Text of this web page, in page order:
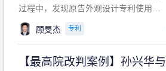
过程中，发现原告外观设计专利使用状
态参考图中的外观设计与被告涉案商品
的视觉效果存在显著区别。故就使用状
保护范围确定进行了研究，将办案体会
顾旻杰 专利
【最高院改判案例】孙兴华